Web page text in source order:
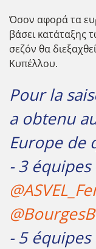
Όσον αφορά τα
βάσει κατάταξης
σεζόν θα
Κυπέλλου.
Pour la
a obtenu
Europe de
- 3
- 5